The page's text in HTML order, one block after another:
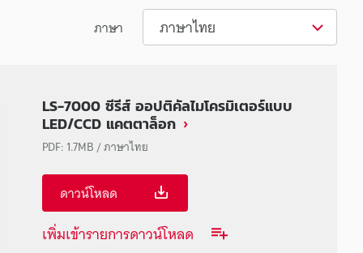
ภาษา ภาษาไทย
LS-7000 ซีรีส์ ออปติคัลไมโครมิเตอร์แบบ
LED/CCD แคตตาล็อก
PDF: 1.7MB/ภาษาไทย
ดาวน์โหลด
เพิ่มเข้ารายการดาวน์โหลด